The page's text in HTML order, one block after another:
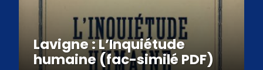
Lavigne : L’Inquiétude
humaine (fac-similé PDF)